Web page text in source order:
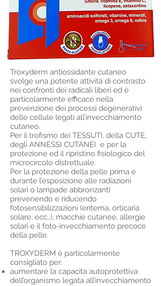
Troxyderm antiossidante cutaneo
svolge una potente attività di contrasto
nei confronti dei radicali liberi ed è
particolarmente efficace nella
prevenzione dei processi degenerativi
delle cellule legati all’invecchiamento
cutaneo.
Per il trofismo dei TESSUTI, della CUTE,
degli ANNESSI CUTANEI e per la
protezione ed il ripristino fisiologico del
microcircolo distrettuale.
Per la protezione della pelle prima e
durante l’esposizione alle radiazioni
solari o lampade abbronzanti
prevenendo e riducendo
fotosensibilizzazioni (eritema, orticaria
solare, ecc..), macchie cutanee, allergie
solari e il foto-invecchiamento precoce
della pelle.
TROXYDERM è particolarmente
consigliato per:
aumentare la capacità autoprotettiva
dell’organismo legata all’invecchiamento